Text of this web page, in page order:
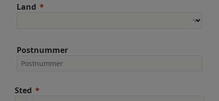
Land
Postnummer
Sted